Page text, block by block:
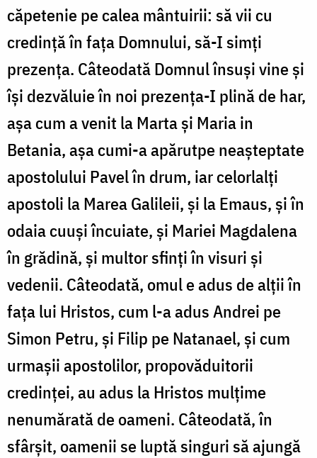
căpetenie pe calea mântuirii: să vii cu
credinţă în faţa Domnului, să-I simţi
prezenţa. Câteodată Domnul însuşi vine şi
îşi dezvăluie în noi prezenţa-I plină de har,
aşa cum a venit la Marta şi Maria in
Betania, aşa cumi-a apărutpe neaşteptate
apostolului Pavel în drum, iar celorlalţi
apostoli la Marea Galileii, şi la Emaus, şi în
odaia cuuşi încuiate, şi Mariei Magdalena
în grădină, şi multor sfinţi în visuri şi
vedenii. Câteodată, omul e adus de alţii în
faţa lui Hristos, cum l-a adus Andrei pe
Simon Petru, şi Filip pe Natanael, şi cum
urmaşii apostolilor, propovă­duitorii
credinţei, au adus la Hristos mulţime
nenumărată de oa­meni. Câteodată, în
sfârşit, oamenii se luptă singuri să ajungă